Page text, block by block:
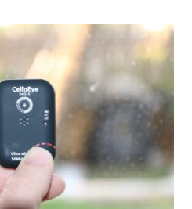
האהוב
(או
השנוא)
הוא
מקור
הקרינה
המרכזי